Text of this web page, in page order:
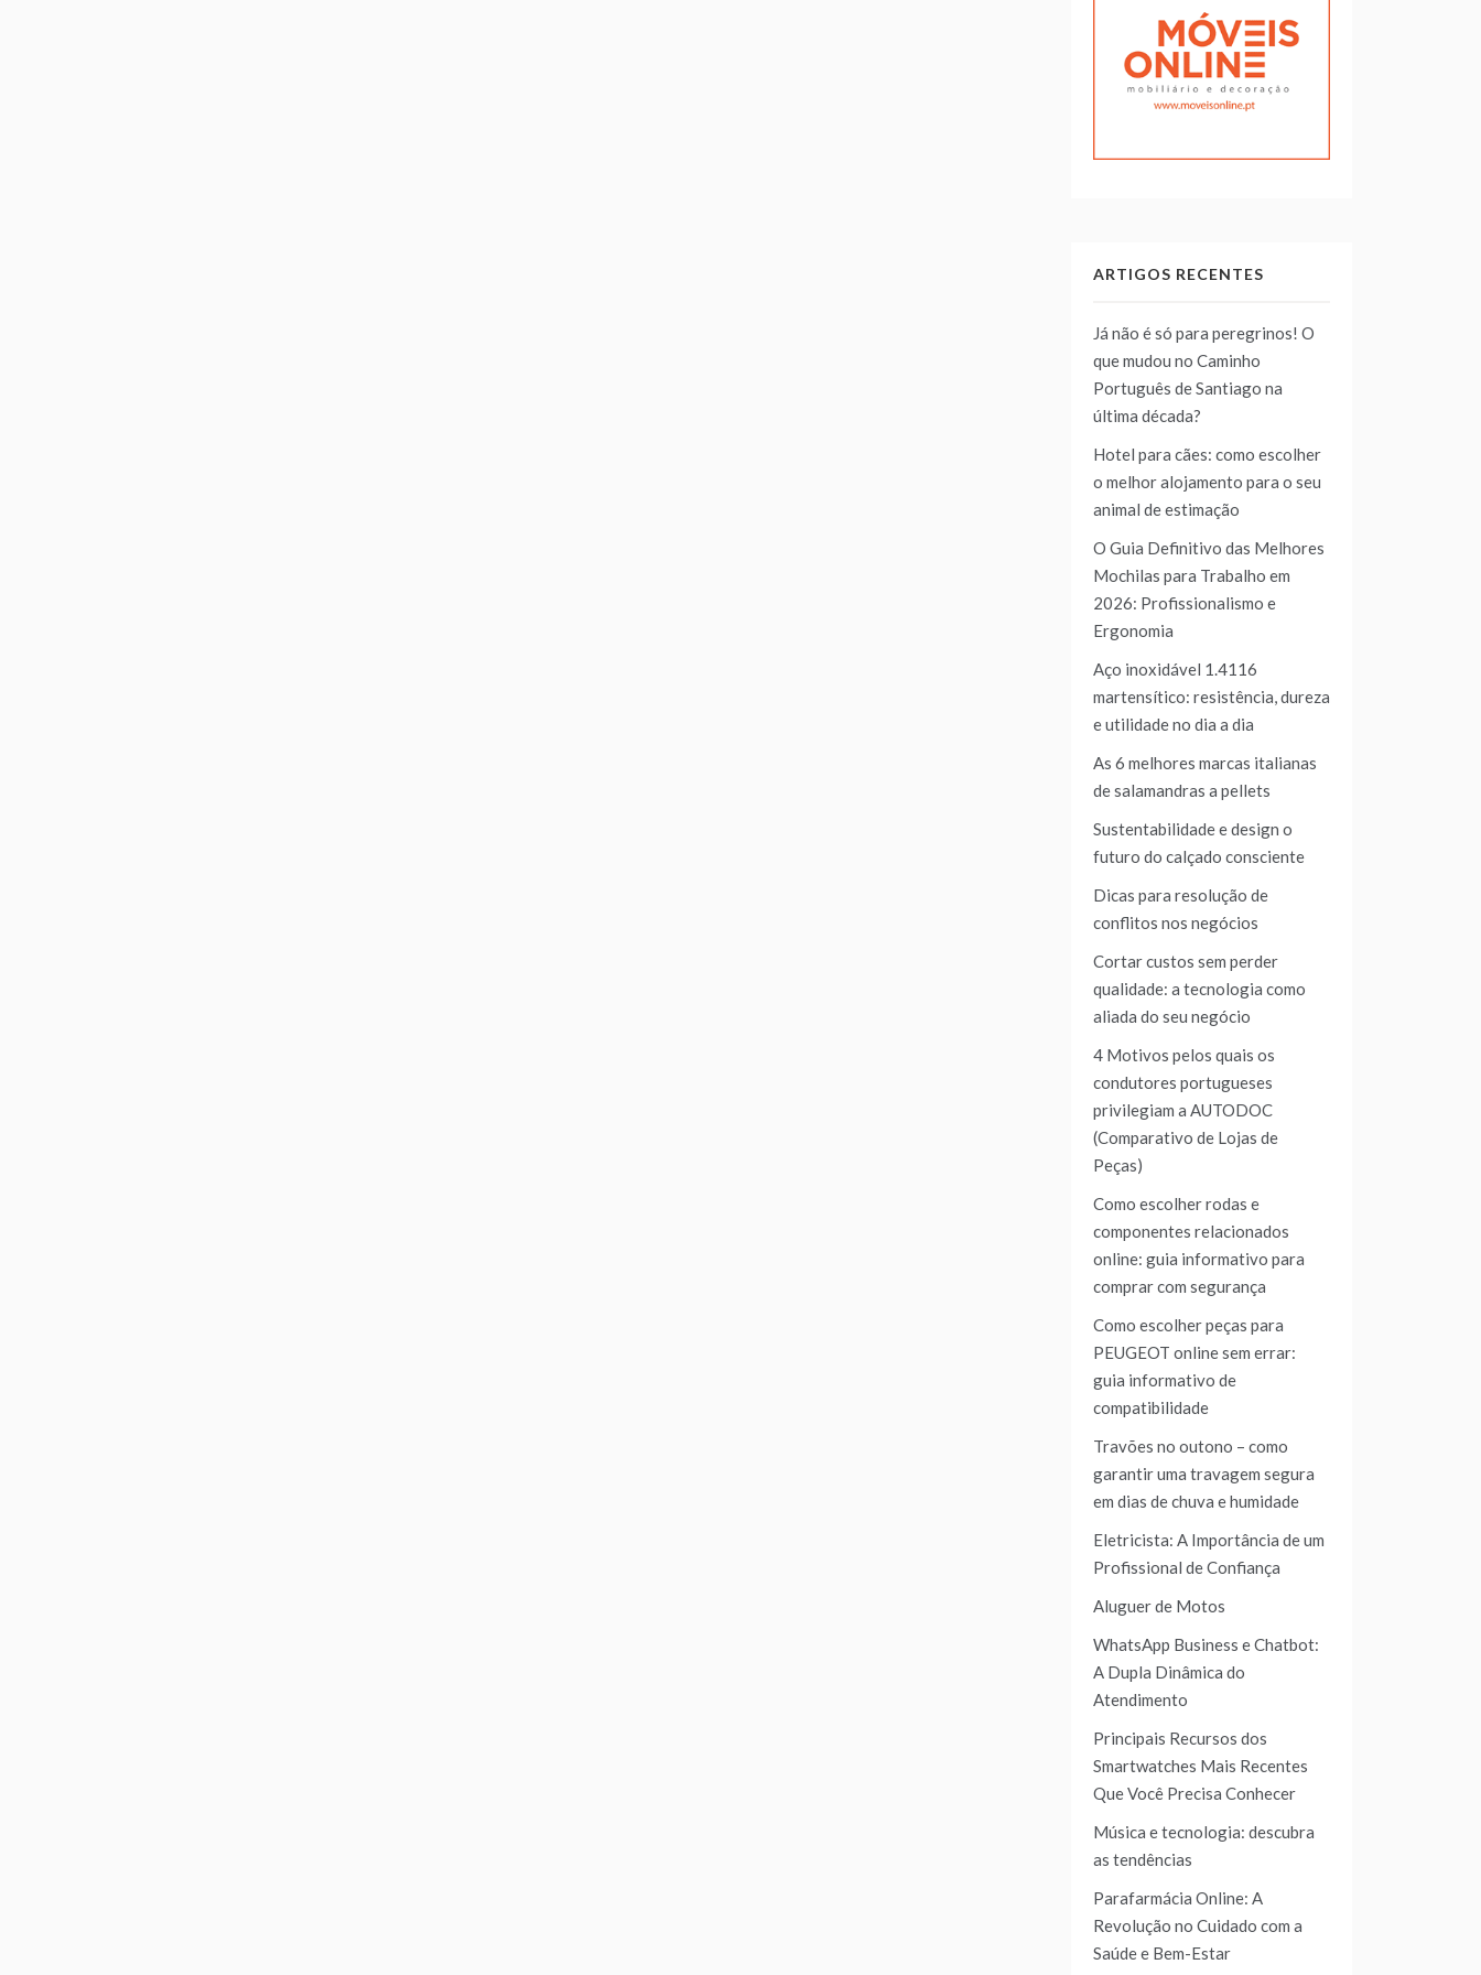
ARTIGOS RECENTES
Já não é só para peregrinos! O
que mudou no Caminho
Português de Santiago na
última década?
Hotel para cães: como escolher
o melhor alojamento para o seu
animal de estimação
O Guia Definitivo das Melhores
Mochilas para Trabalho em
2026: Profissionalismo e
Ergonomia
Aço inoxidável 1.4116
martensítico: resistência, dureza
e utilidade no dia a dia
As 6 melhores marcas italianas
de salamandras a pellets
Sustentabilidade e design o
futuro do calçado consciente
Dicas para resolução de
conflitos nos negócios
Cortar custos sem perder
qualidade: a tecnologia como
aliada do seu negócio
4 Motivos pelos quais os
condutores portugueses
privilegiam a AUTODOC
(Comparativo de Lojas de
Peças)
Como escolher rodas e
componentes relacionados
online: guia informativo para
comprar com segurança
Como escolher peças para
PEUGEOT online sem errar:
guia informativo de
compatibilidade
Travões no outono – como
garantir uma travagem segura
em dias de chuva e humidade
Eletricista: A Importância de um
Profissional de Confiança
Aluguer de Motos
WhatsApp Business e Chatbot:
A Dupla Dinâmica do
Atendimento
Principais Recursos dos
Smartwatches Mais Recentes
Que Você Precisa Conhecer
Música e tecnologia: descubra
as tendências
Parafarmácia Online: A
Revolução no Cuidado com a
Saúde e Bem-Estar